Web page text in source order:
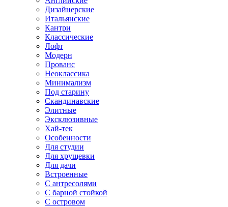
Дизайнерские
Итальянские
Кантри
Классические
Лофт
Модерн
Прованс
Неоклассика
Минимализм
Под старину
Скандинавские
Элитные
Эксклюзивные
Хай-тек
Особенности
Для студии
Для хрущевки
Для дачи
Встроенные
С антресолями
С барной стойкой
С островом